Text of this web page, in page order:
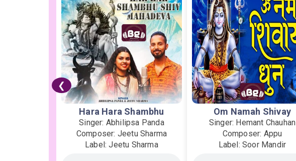
❮
Hara Hara Shambhu
Singer: Abhilipsa Panda
Composer: Jeetu Sharma
Label: Jeetu Sharma
Om Namah Shivay
Singer: Hemant Chauhan
Composer: Appu
Label: Soor Mandir